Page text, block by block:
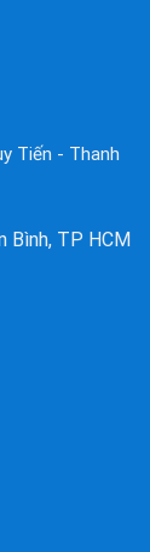
Tiến - Thanh
Bình, TP HCM